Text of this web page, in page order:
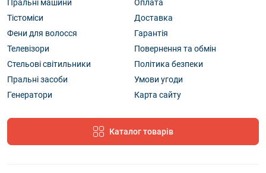
Пральні машини
Тістоміси
Фени для волосся
Телевізори
Стельові світильники
Пральні засоби
Генератори
Оплата
Доставка
Гарантія
Повернення та обмін
Політика безпеки
Умови угоди
Карта сайту
Каталог товарів